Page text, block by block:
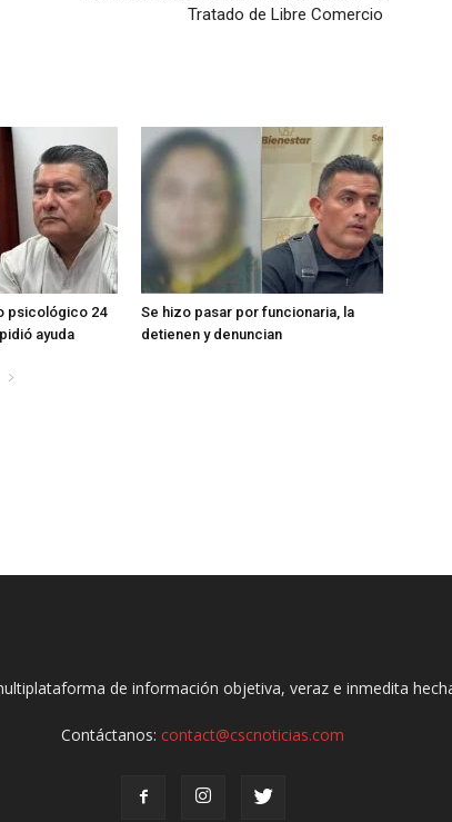
Tratado de Libre Comercio
psicológico 24
ayuda
Se hizo pasar por funcionaria, la
detienen y denuncian
de información objetiva, veraz e inmedita
Contáctanos:contact@cscnoticias.com